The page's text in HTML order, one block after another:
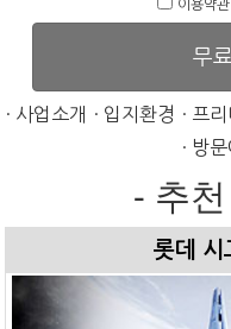
이용약관
무
· 사업소개 · 입지환경 · 프
· 방
- 추
롯데 시